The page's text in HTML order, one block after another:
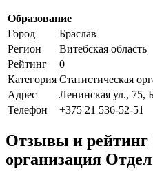
Образование
Город
Браслав
Регион
Витебская область
Рейтинг
0
Категория Статистическая
Адрес
Ленинская ул., 75,
Телефон
+375 21 536-52-51
Отзывы и рейтинг
организация